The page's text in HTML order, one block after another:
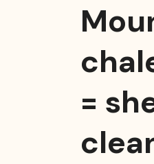
=